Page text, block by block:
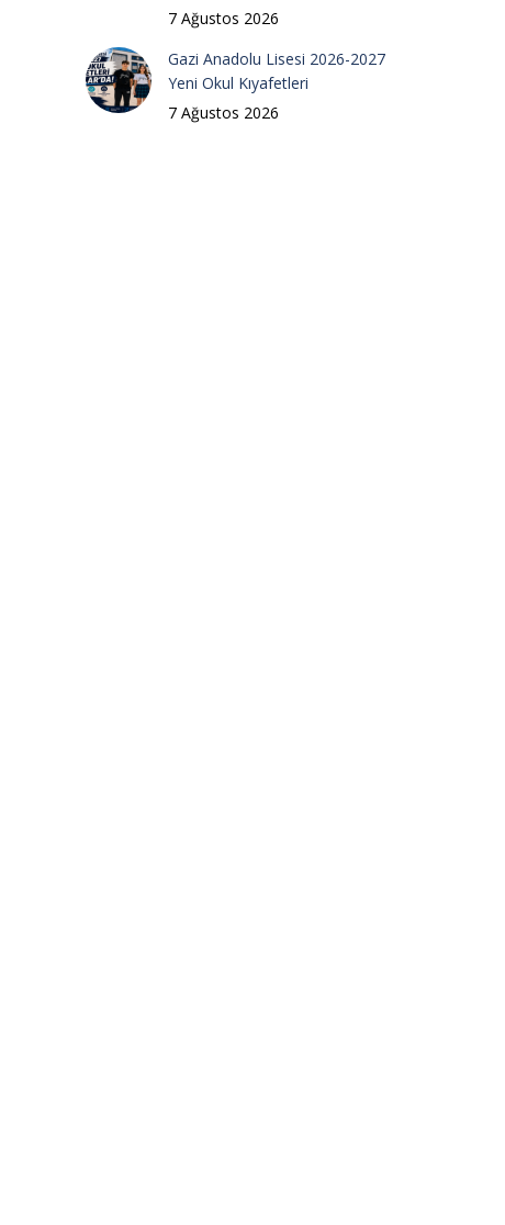
7 Ağustos 2026
Gazi Anadolu Lisesi 2026-2027
Yeni Okul Kıyafetleri
7 Ağustos 2026